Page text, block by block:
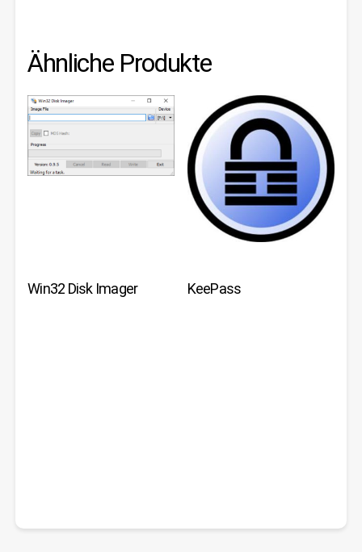
Ähnliche Produkte
Win32 Disk Imager KeePass